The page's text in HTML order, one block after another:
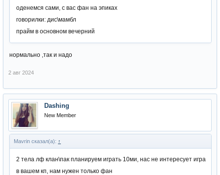
оденемся сами, с вас фан на эпиках
говорилки: дис\мамбл
прайм в основном вечерний
нормально ,так и надо
2 авг 2024
Dashing
New Member
Mavrin сказал(а): ↑
2 тела лф клан\пак планируем играть 10ми, нас не интересует игра
в вашем кп, нам нужен только фан